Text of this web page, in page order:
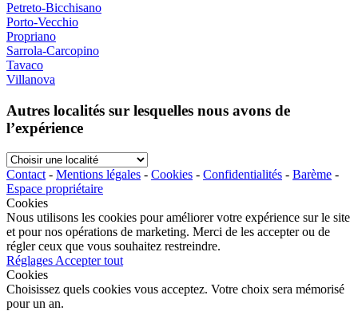
Petreto-Bicchisano
Porto-Vecchio
Propriano
Sarrola-Carcopino
Tavaco
Villanova
Autres localités sur lesquelles nous avons de
l’expérience
Choisir
une
localité
Contact - Mentions légales - Cookies - Confidentialités - Barème -
Espace propriétaire
Cookies
Nous utilisons les cookies pour améliorer votre expérience sur le site
et pour nos opérations de marketing. Merci de les accepter ou de
régler ceux que vous souhaitez restreindre.
Réglages Accepter tout
Cookies
Choisissez quels cookies vous acceptez. Votre choix sera mémorisé
pour un an.